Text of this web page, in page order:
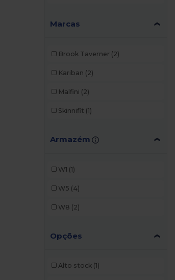
Marcas
Brook Taverner (2)
Kariban (2)
Malfini (2)
Skinnifit (1)
Armazém
W1 (1)
W5 (4)
W8 (2)
Opções
Alto stock (1)